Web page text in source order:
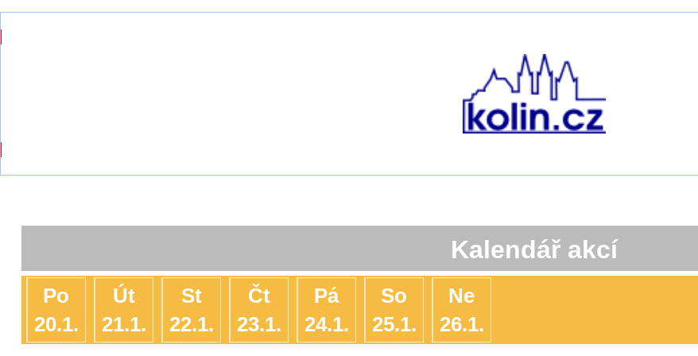
Kalendář akcí
Po
20.1.
Út
21.1.
St
22.1.
Čt
23.1.
Pá
24.1.
So
25.1.
Ne
26.1.